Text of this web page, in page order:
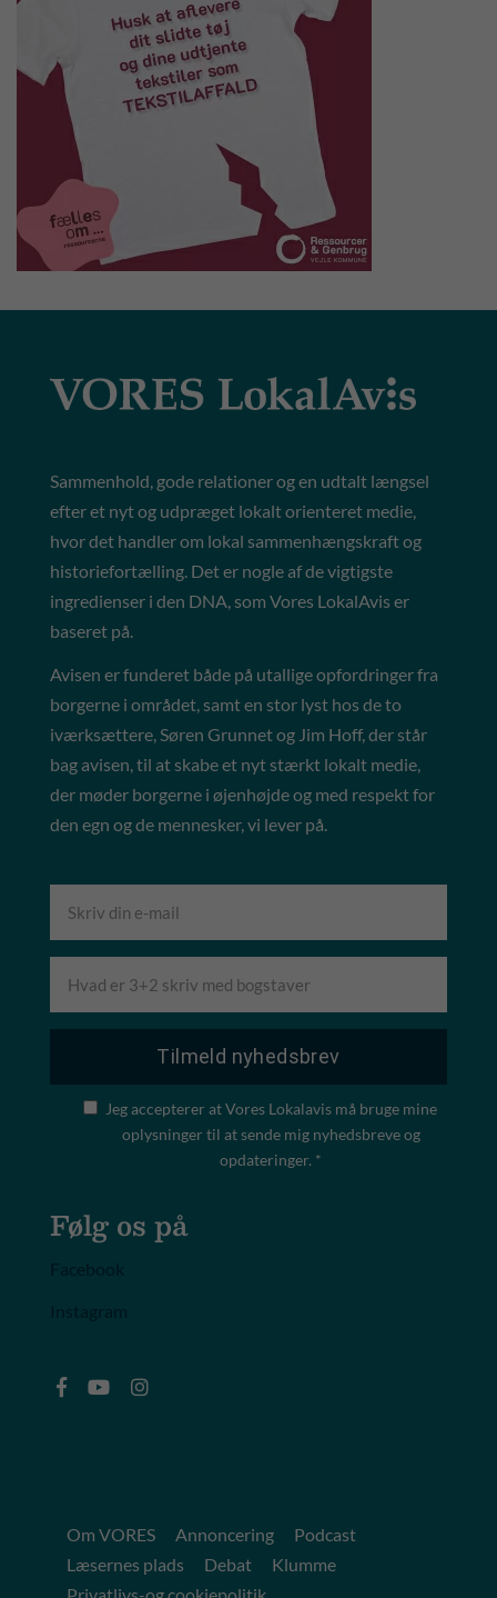
Sammenhold, gode relationer og en udtalt længsel
efter et nyt og udpræget lokalt orienteret medie,
hvor det handler om lokal sammenhængskraft og
historiefortælling. Det er nogle af de vigtigste
ingredienser i den DNA, som Vores LokalAvis er
baseret på.
Avisen er funderet både på utallige opfordringer fra
borgerne i området, samt en stor lyst hos de to
iværksættere, Søren Grunnet og Jim Hoff, der står
bag avisen, til at skabe et nyt stærkt lokalt medie,
der møder borgerne i øjenhøjde og med respekt for
den egn og de mennesker, vi lever på.
Jeg accepterer at Vores Lokalavis må bruge mine
oplysninger til at sende mig nyhedsbreve og
opdateringer. *
Følg os på
Om VORES Annoncering
Podcast
Læsernes plads
Debat
Klumme
Privatlivs-og cookiepolitik